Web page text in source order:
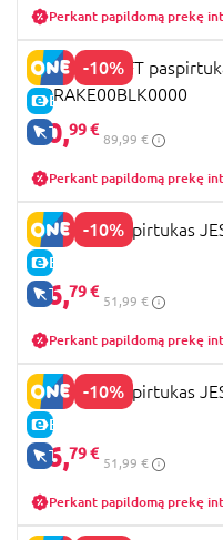
Perkant papildomą prekę
-10%
E-KAINA
TIK INTERNETU
KINDERKRAFT
KRRAKE00BLK0000
80,99 €
89,99 €
Perkant papildomą prekę
-10%
E-KAINA
TIK INTERNETU
LIONELO paspirtukas
46,79 €
51,99 €
Perkant papildomą prekę
-10%
E-KAINA
TIK INTERNETU
LIONELO paspirtukas
46,79 €
51,99 €
Perkant papildomą prekę